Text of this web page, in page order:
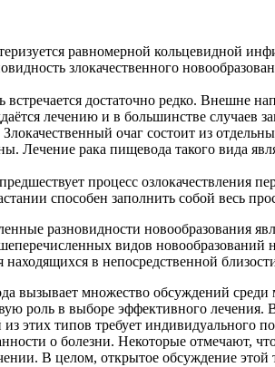
равномерной кольцевидной
злокачественного
достаточно редко. Внешне
лечению и в большинстве случаев
очаг состоит из
Лечение рака пищевода такого вида
процесс озлокачествления
способен заполнить собой весь
разновидности новообразования
видов новообразований
находящихся в непосредственной
вызывает множество обсуждений
роль в выборе эффективного
этих типов требует индивидуального
о болезни. Некоторые отмечают,
В целом, открытое обсуждение